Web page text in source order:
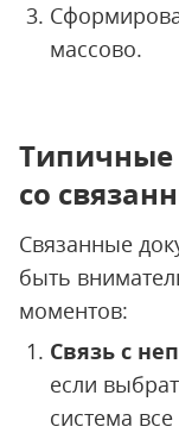
массово.
Типичные
со
Связанные
быть
моментов:
Связь с
если
система